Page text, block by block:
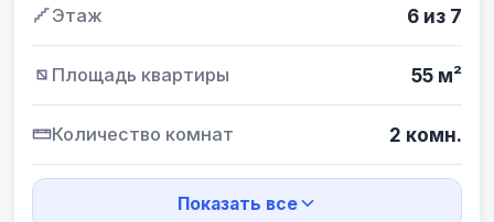
Этаж 6 из 7
Площадь квартиры 55 м²
Количество комнат 2 комн.
Показать все